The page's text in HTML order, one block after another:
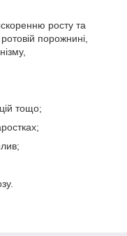
росту та
порожнині,
тощо;